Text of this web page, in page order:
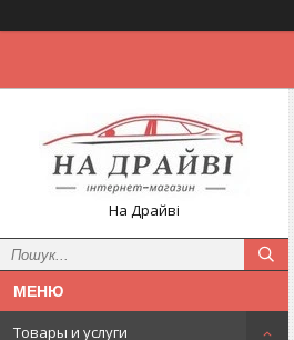
На Драйві
Товары и услуги